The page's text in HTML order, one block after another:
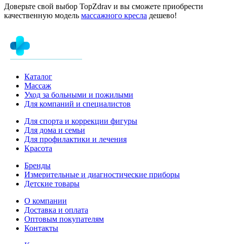
Доверьте свой выбор TopZdrav и вы сможете приобрести
качественную модель массажного кресла дешево!
Каталог
Массаж
Уход за больными и пожилыми
Для компаний и специалистов
Для спорта и коррекции фигуры
Для дома и семьи
Для профилактики и лечения
Красота
Бренды
Измерительные и диагностические приборы
Детские товары
О компании
Доставка и оплата
Оптовым покупателям
Контакты